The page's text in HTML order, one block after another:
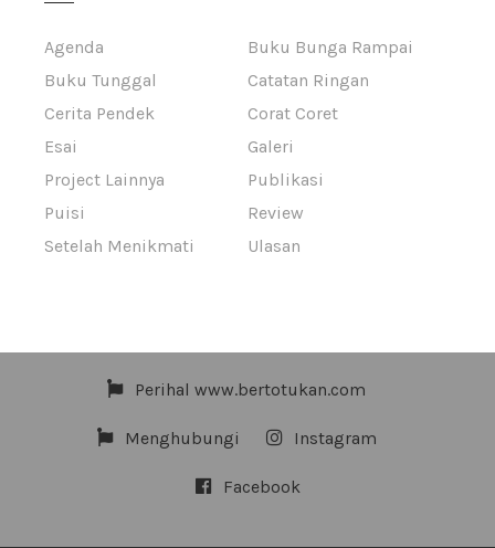
Agenda
Buku Bunga Rampai
Buku Tunggal
Catatan Ringan
Cerita Pendek
Corat Coret
Esai
Galeri
Project Lainnya
Publikasi
Puisi
Review
Setelah Menikmati
Ulasan
Perihal www.bertotukan.com
Menghubungi Instagram
Facebook